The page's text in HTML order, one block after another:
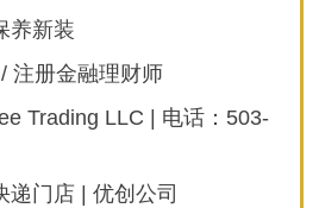
养新装
注册金融理财师
Trading LLC | 电话：503-
门店 | 优创公司